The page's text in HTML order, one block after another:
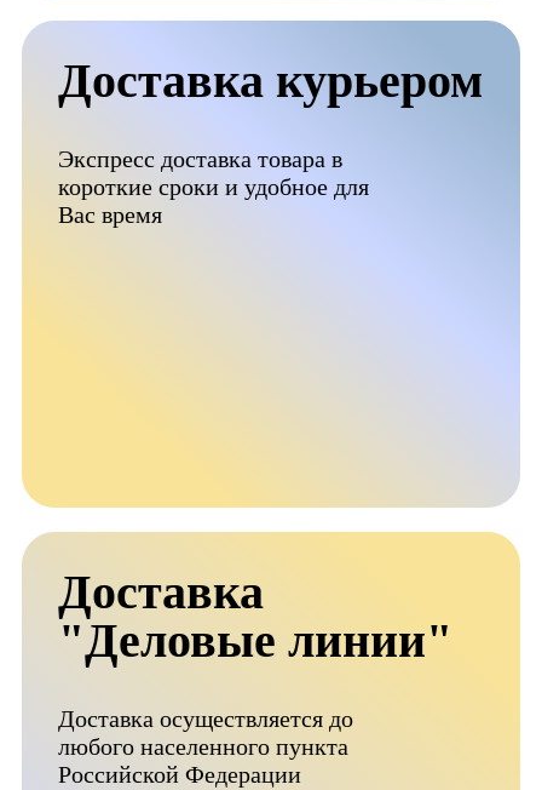
Доставка курьером
Экспресс доставка товара в
короткие сроки и удобное для
Вас время
Доставка
"Деловые линии"
Доставка осуществляется до
любого населенного пункта
Российской Федерации